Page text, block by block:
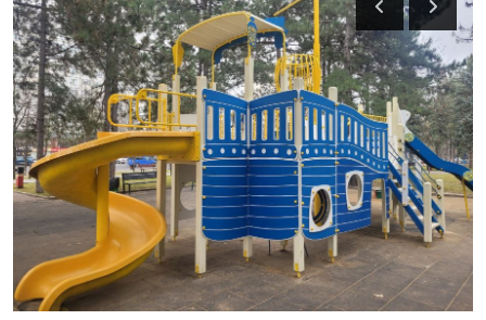
SERVICII
Sectorul Rîșcani
Căutați pe Internet